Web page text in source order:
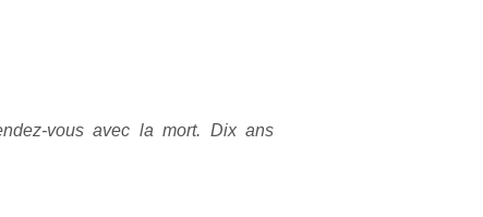
vous avec la mort. Dix ans